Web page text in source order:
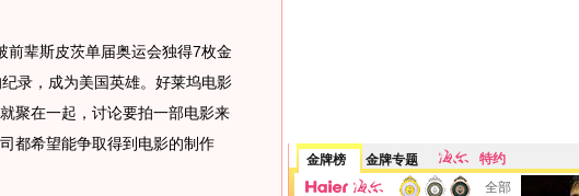
辈斯皮茨单届奥运会独得7枚金
录，成为美国英雄。好莱坞电影
聚在一起，讨论要拍一部电影来
都希望能争取得到电影的制作
金牌榜 金牌专题 特约
全部